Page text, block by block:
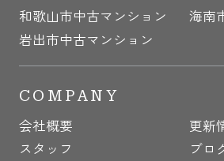
和歌山市中古マンション
海南
岩出市中古マンション
COMPANY
会社概要
更新
スタッフ
ブロ